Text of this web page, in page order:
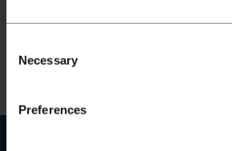
Selection
Necessary
Preferences
Contact